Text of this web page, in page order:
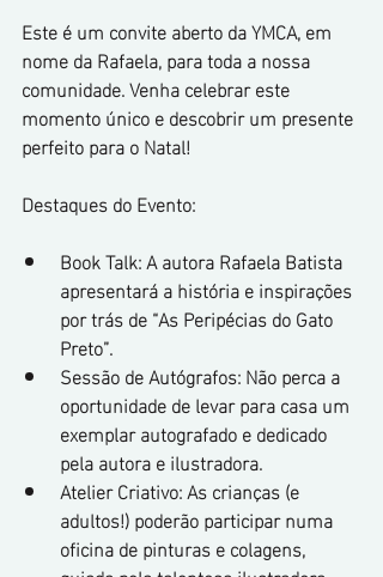
Este é um convite aberto da YMCA, em
nome da Rafaela, para toda a nossa
comunidade. Venha celebrar este
momento único e descobrir um presente
perfeito para o Natal!
Destaques do Evento:
Book Talk: A autora Rafaela Batista
apresentará a história e inspirações
por trás de “As Peripécias do Gato
Preto”.
Sessão de Autógrafos: Não perca a
oportunidade de levar para casa um
exemplar autografado e dedicado
pela autora e ilustradora.
Atelier Criativo: As crianças (e
adultos!) poderão participar numa
oficina de pinturas e colagens,